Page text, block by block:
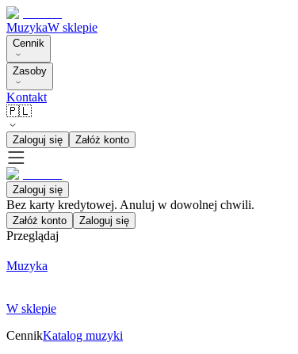
MuzykaW sklepie
Cennik
Zasoby
Kontakt
🇵🇱
Zaloguj się Załóż konto
Zaloguj się
Bez karty kredytowej. Anuluj w dowolnej chwili.
Załóż konto Zaloguj się
Przeglądaj
Muzyka
W sklepie
CennikKatalog muzyki